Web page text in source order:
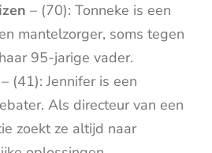
– (70): Tonneke is een
mantelzorger, soms tegen
95-jarige vader.
– (41): Jennifer is een
Als directeur van een
zoekt ze altijd naar